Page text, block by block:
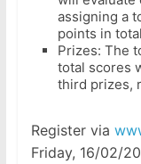
assigning a
points in
Prizes: The
total scores
third prizes,
Register via
Friday, 16/02/